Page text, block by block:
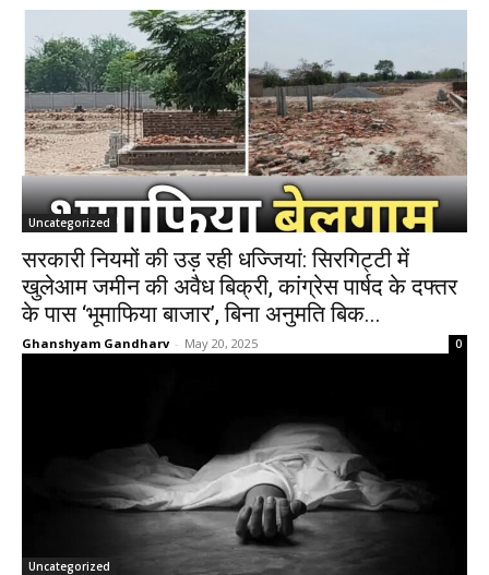
Uncategorized
सरकारी नियमों की उड़ रही धज्जियां: सिरगिट्टी में
खुलेआम जमीन की अवैध बिक्री, कांग्रेस पार्षद के दफ्तर
के पास ‘भूमाफिया बाजार’, बिना अनुमति बिक...
Ghanshyam Gandharv - May 20, 2025 0
Uncategorized